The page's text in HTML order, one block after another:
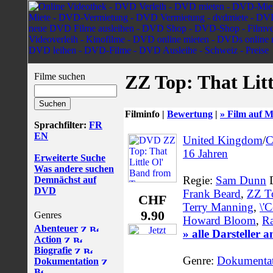
Filme suchen
Sprachfilter: FR
EN
Erweiterte Suche
Was andere suchen
Demnächst auf
DVD
Genres
Abenteuer
Action
Biografie
Dokumentation
ZZ Top: That
Filminfo | Bewertung | » Film auf
CHF
9.90
United Kingdom/
16 Jahren
Regie: Sam Dunn
Frank Beard, ZZ
Terry Manning,
Howard Bloom,
» alle Darsteller
Genre: